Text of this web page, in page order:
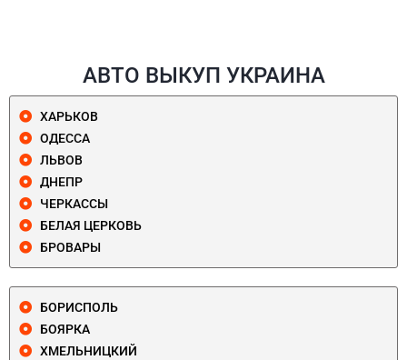
АВТО ВЫКУП УКРАИНА
ХАРЬКОВ
ОДЕССА
ЛЬВОВ
ДНЕПР
ЧЕРКАССЫ
БЕЛАЯ ЦЕРКОВЬ
БРОВАРЫ
БОРИСПОЛЬ
БОЯРКА
ХМЕЛЬНИЦКИЙ